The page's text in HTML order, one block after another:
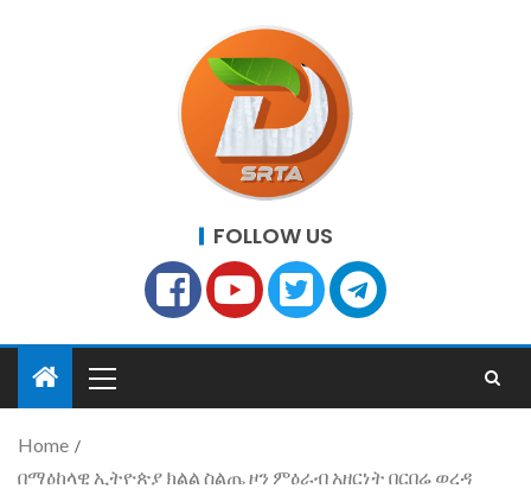
FOLLOW US
Home
በማዕከላዊ ኢትዮጵያ ክልል ስልጤ ዞን ምዕራብ አዘርነት በርበሬ ወረዳ